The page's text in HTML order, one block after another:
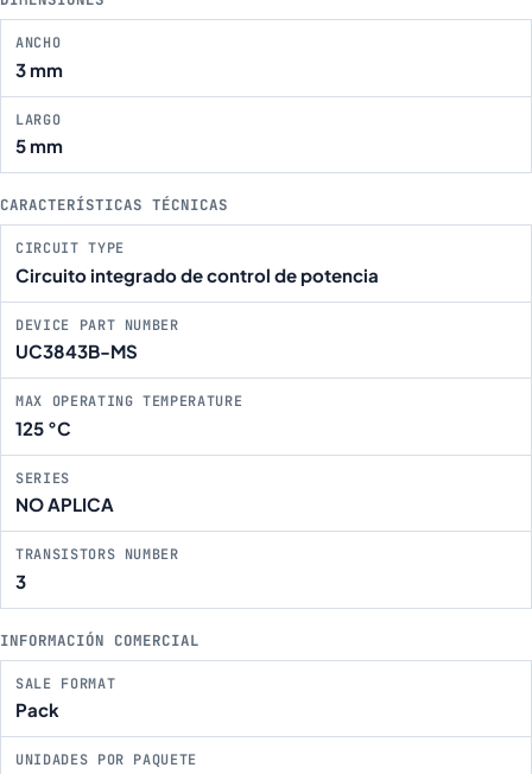
ANCHO
3 mm
LARGO
5 mm
CARACTERÍSTICAS TÉCNICAS
CIRCUIT TYPE
Circuito integrado de control de potencia
DEVICE PART NUMBER
UC3843B-MS
MAX OPERATING TEMPERATURE
125 °C
SERIES
NO APLICA
TRANSISTORS NUMBER
3
INFORMACIÓN COMERCIAL
SALE FORMAT
Pack
UNIDADES POR PAQUETE